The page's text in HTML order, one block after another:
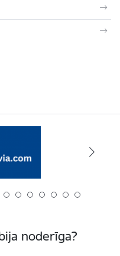
noderīga?